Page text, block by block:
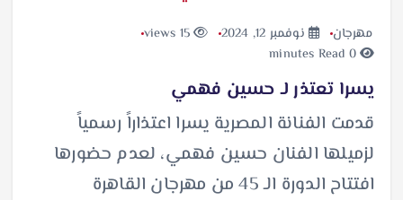
مهرجان نوفمبر 12, 2024
15 views
0 minutes Read
يسرا تعتذر لـ حسين فهمي
قدمت الفنانة المصرية يسرا اعتذاراً رسمياً
لزميلها الفنان حسين فهمي، لعدم حضورها
افتتاح الدورة الـ 45 من مهرجان القاهرة